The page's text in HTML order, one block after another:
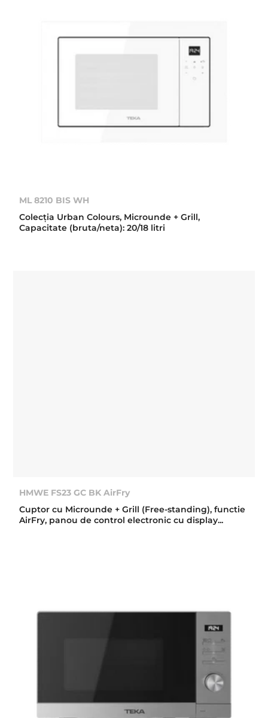
ML 8210 BIS WH
Colecţia Urban Colours, Microunde + Grill,
Capacitate (bruta/neta): 20/18 litri
HMWE FS23 GC BK AirFry
Cuptor cu Microunde + Grill (Free-standing), functie
AirFry, panou de control electronic cu display...